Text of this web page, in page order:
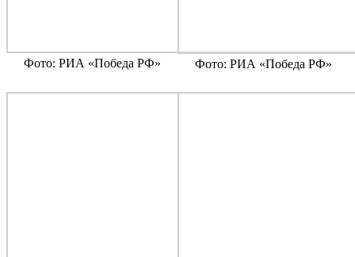
Фото: РИА «Победа РФ» Фото: РИА «Победа РФ»